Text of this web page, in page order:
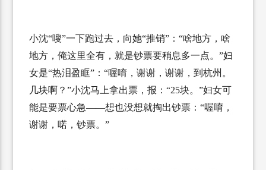
小沈“嗖”一下跑过去，向她“推销”：“啥地方，啥
地方，俺这里全有，就是钞票要稍息多一点。”妇
女是“热泪盈眶”：“喔唷，谢谢，谢谢，到杭州。
几块啊？”小沈马上拿出票，报：“25块。”妇女可
能是要票心急——想也没想就掏出钞票：“喔唷，
谢谢，喏，钞票。”